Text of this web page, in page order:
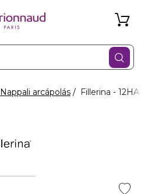
Nappali arcápolás Fillerina -